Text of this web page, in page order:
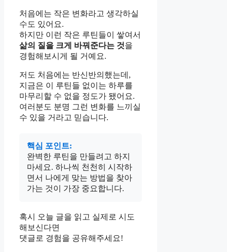
처음에는 작은 변화라고 생각하실
수도 있어요.
하지만 이런 작은 루틴들이 쌓여서
삶의 질을 크게 바꿔준다는 것을
경험해보시게 될 거예요.
저도 처음에는 반신반의했는데,
지금은 이 루틴들 없이는 하루를
마무리할 수 없을 정도가 됐어요.
여러분도 분명 그런 변화를 느끼실
수 있을 거라고 믿습니다.
핵심 포인트:
완벽한 루틴을 만들려고 하지
마세요. 하나씩 천천히 시작하
면서 나에게 맞는 방법을 찾아
가는 것이 가장 중요합니다.
혹시 오늘 글을 읽고 실제로 시도
해보신다면
댓글로 경험을 공유해주세요!